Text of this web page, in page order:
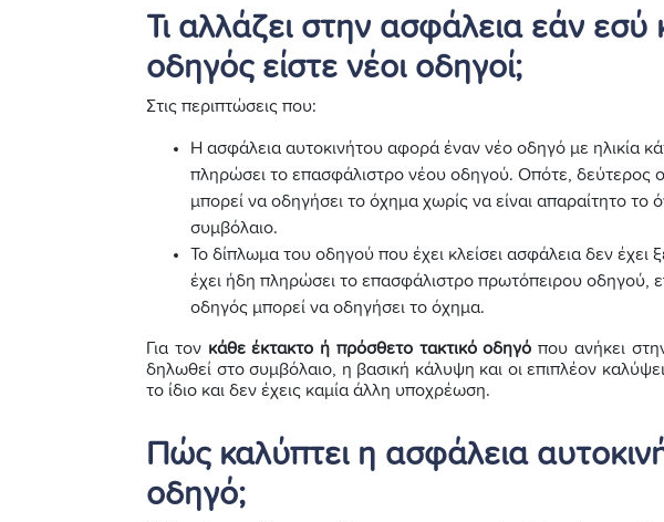
Τι αλλάζει στην ασφάλεια εάν εσύ
οδηγός είστε νέοι οδηγοί;
Στις περιπτώσεις που:
Η ασφάλεια αυτοκινήτου αφορά έναν νέο οδηγό με ηλικία
πληρώσει το επασφάλιστρο νέου οδηγού. Οπότε, δεύτερος
μπορεί να οδηγήσει το όχημα χωρίς να είναι απαραίτητο το
συμβόλαιο.
Το δίπλωμα του οδηγού που έχει κλείσει ασφάλεια δεν έχει
έχει ήδη πληρώσει το επασφάλιστρο πρωτόπειρου οδηγού,
οδηγός μπορεί να οδηγήσει το όχημα.
Για τον κάθε έκτακτο ή πρόσθετο τακτικό οδηγό που ανήκει
δηλωθεί στο συμβόλαιο, η βασική κάλυψη και οι επιπλέον
το ίδιο και δεν έχεις καμία άλλη υποχρέωση.
Πώς καλύπτει η ασφάλεια
οδηγό;